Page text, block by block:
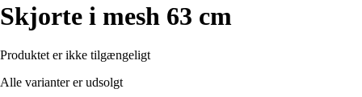
Skjorte i mesh 63 cm
Produktet er ikke tilgængeligt
Alle varianter er udsolgt